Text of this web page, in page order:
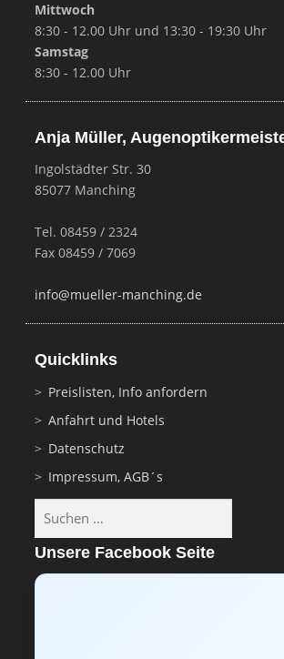
Mittwoch
8:30 - 12.00 Uhr und 13:30 - 19:30 Uhr
Samstag
8:30 - 12.00 Uhr
Anja Müller,
Ingolstädter Str. 30
85077 Manching
Tel. 08459 / 2324
Fax 08459 / 7069
info@mueller-manching.de
Quicklinks
Preislisten, Info anfordern
Anfahrt und Hotels
Datenschutz
Impressum, AGB´s
nach:
Unsere Facebook Seite